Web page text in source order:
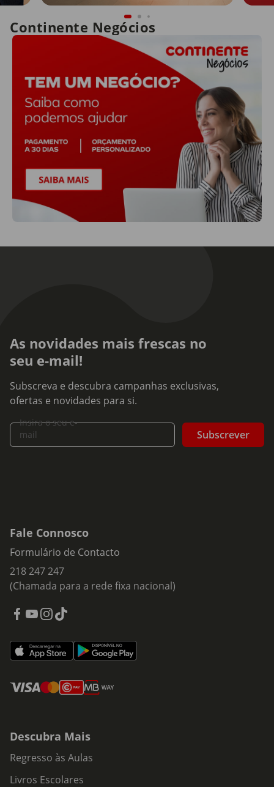
Continente Negócios
As novidades mais frescas no
seu e-mail!
Subscreva e descubra campanhas exclusivas,
ofertas e novidades para si.
Insira o seu e-
mail
Subscrever
Fale Connosco
Formulário de Contacto
218 247 247
(Chamada para a rede fixa nacional)
Descubra Mais
Regresso às Aulas
Livros Escolares